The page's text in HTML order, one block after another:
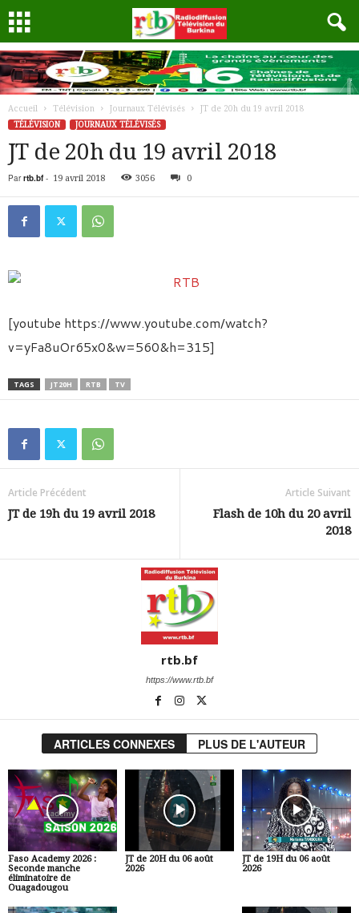
Accueil Télévision Journaux Télévisés
JT de 20h du 19 avril 2018
TÉLÉVISION
JOURNAUX TÉLÉVISÉS
JT de 20h du 19 avril 2018
Par rtb.bf- 19 avril 2018 3056 0
[youtube https://www.youtube.com/watch?
v=yFa8uOr65x0&w=560&h=315]
TAGS JT20H RTB TV
Article Précédent
JT de 19h du 19 avril 2018
Article Suivant
Flash de 10h du 20 avril
2018
rtb.bf
https://www.rtb.bf
ARTICLES CONNEXES PLUS DE L'AUTEUR
Faso Academy 2026 :
Seconde manche
éliminatoire de
Ouagadougou
JT de 20H du 06 août
2026
JT de 19H du 06 août
2026